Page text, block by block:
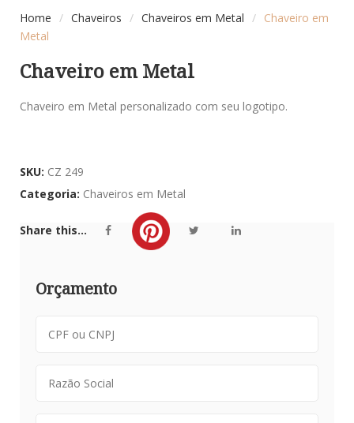
Home / Chaveiros / Chaveiros em Metal / Chaveiro em
Metal
Chaveiro em Metal
Chaveiro em Metal personalizado com seu logotipo.
SKU: CZ 249
Categoria: Chaveiros em Metal
Share this...
Orçamento